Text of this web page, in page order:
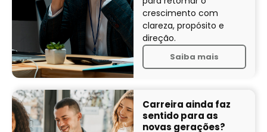
crescimento com
clareza, propósito e
direção.
Saiba mais
Carreira ainda faz
sentido para as
novas gerações?